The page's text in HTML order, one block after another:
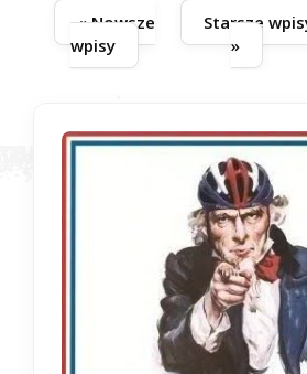
« Nowsze
wpisy
Starsze
»